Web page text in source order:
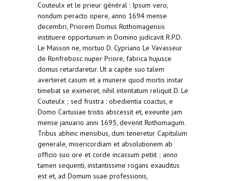
Couteulx et le prieur général : Ipsum vero,
nondum peracto opere, anno 1694 mense
decembri, Priorem Domus Rothomagensis
instituere opportunum in Domino judicavit R.P.D.
Le Masson ne, mortuo D. Cypriano Le Vavasseur
de Ronfrebosc nuper Priore, fabrica hujusce
domus retardaretur. Ut a capite suo talem
averteret casum et a munere quod mortis instar
timebat se eximeret, nihil intentatum reliquit D. Le
Couteulx ; sed frustra : obedientia coactus, e
Domo Cartusiae tristis abscessit et, exeunte jam
mense januario anni 1695, devenit Rothomagum.
Tribus abhinc mensibus, dum teneretur Capitulum
generale, misericordiam et absolutionem ab
officio suo ore et corde incassum petiit ; anno
tamen sequenti, instantissime rogans exauditus
est et, ad Domum suae professionis,